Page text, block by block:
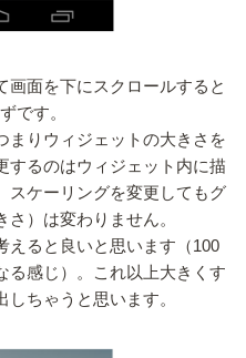
画面を下にスクロールすると
です。
まりウィジェットの大きさを
するのはウィジェット内に描
スケーリングを変更してもグ
）は変わりません。
えると良いと思います（100
る感じ）。これ以上大きくす
ちゃうと思います。